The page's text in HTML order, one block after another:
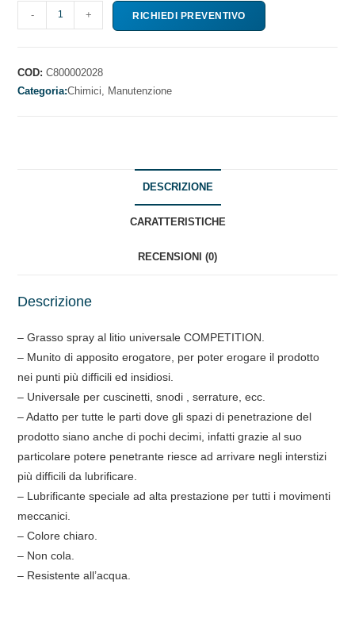
COMPETITION
GRASSO
LITIO
quantità
- + RICHIEDI PREVENTIVO
COD:C800002028
Categoria:Chimici, Manutenzione
DESCRIZIONE
CARATTERISTICHE
RECENSIONI (0)
Descrizione
– Grasso spray al litio universale COMPETITION.
– Munito di apposito erogatore, per poter erogare il prodotto
nei punti più difficili ed insidiosi.
– Universale per cuscinetti, snodi , serrature, ecc.
– Adatto per tutte le parti dove gli spazi di penetrazione del
prodotto siano anche di pochi decimi, infatti grazie al suo
particolare potere penetrante riesce ad arrivare negli interstizi
più difficili da lubrificare.
– Lubrificante speciale ad alta prestazione per tutti i movimenti
meccanici.
– Colore chiaro.
– Non cola.
– Resistente all’acqua.